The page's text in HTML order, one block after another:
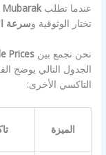
عندما تطلبMubarak
تختار الوثوقية وسرعة
نحن نجمع بينPrices
الجدول التالي يوضح
التاكسي الأخرى:
الميزة